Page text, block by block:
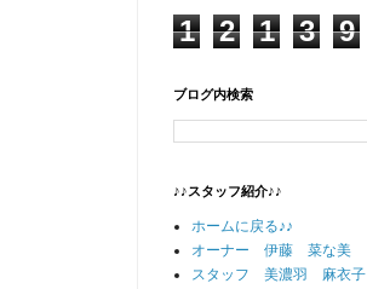
1 2 1 3 9
ブログ内検索
♪♪スタッフ紹介♪♪
ホームに戻る♪♪
オーナー 伊藤 菜な美
スタッフ 美濃羽 麻衣子